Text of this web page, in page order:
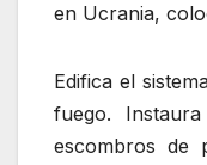
en Ucrania,
Edifica el
fuego.
escombros de